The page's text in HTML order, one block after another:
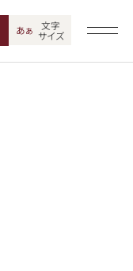
ああ 文字
サイズ